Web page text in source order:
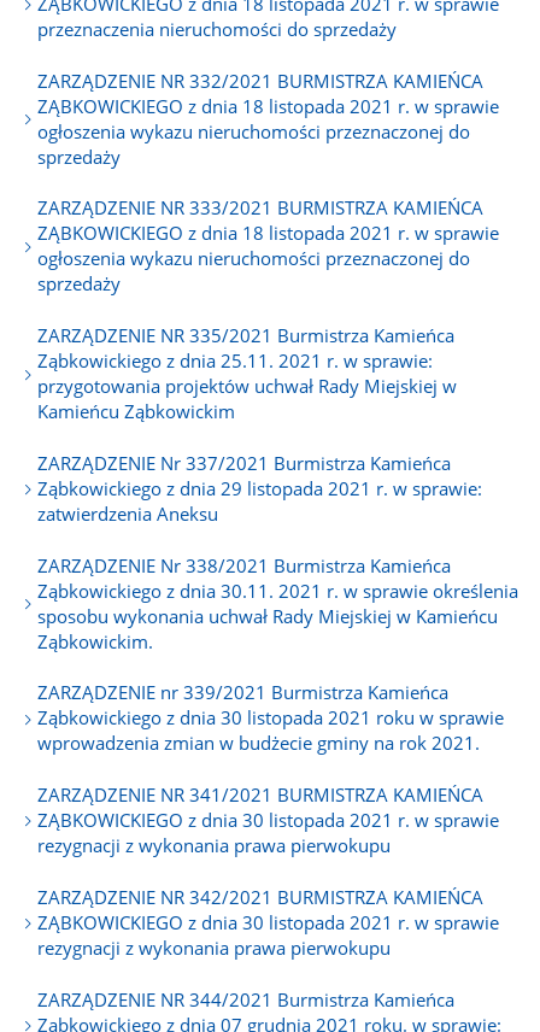
przeznaczenia nieruchomości do sprzedaży
ZARZĄDZENIE NR 332/2021 BURMISTRZA KAMIEŃCA
ZĄBKOWICKIEGO z dnia 18 listopada 2021 r. w sprawie
ogłoszenia wykazu nieruchomości przeznaczonej do
sprzedaży
ZARZĄDZENIE NR 333/2021 BURMISTRZA KAMIEŃCA
ZĄBKOWICKIEGO z dnia 18 listopada 2021 r. w sprawie
ogłoszenia wykazu nieruchomości przeznaczonej do
sprzedaży
ZARZĄDZENIE NR 335/2021 Burmistrza Kamieńca
Ząbkowickiego z dnia 25.11. 2021 r. w sprawie:
przygotowania projektów uchwał Rady Miejskiej w
Kamieńcu Ząbkowickim
ZARZĄDZENIE Nr 337/2021 Burmistrza Kamieńca
Ząbkowickiego z dnia 29 listopada 2021 r. w sprawie:
zatwierdzenia Aneksu
ZARZĄDZENIE Nr 338/2021 Burmistrza Kamieńca
Ząbkowickiego z dnia 30.11. 2021 r. w sprawie określenia
sposobu wykonania uchwał Rady Miejskiej w Kamieńcu
Ząbkowickim.
ZARZĄDZENIE nr 339/2021 Burmistrza Kamieńca
Ząbkowickiego z dnia 30 listopada 2021 roku w sprawie
wprowadzenia zmian w budżecie gminy na rok 2021.
ZARZĄDZENIE NR 341/2021 BURMISTRZA KAMIEŃCA
ZĄBKOWICKIEGO z dnia 30 listopada 2021 r. w sprawie
rezygnacji z wykonania prawa pierwokupu
ZARZĄDZENIE NR 342/2021 BURMISTRZA KAMIEŃCA
ZĄBKOWICKIEGO z dnia 30 listopada 2021 r. w sprawie
rezygnacji z wykonania prawa pierwokupu
ZARZĄDZENIE NR 344/2021 Burmistrza Kamieńca
Ząbkowickiego z dnia 07 grudnia 2021 roku. w sprawie: